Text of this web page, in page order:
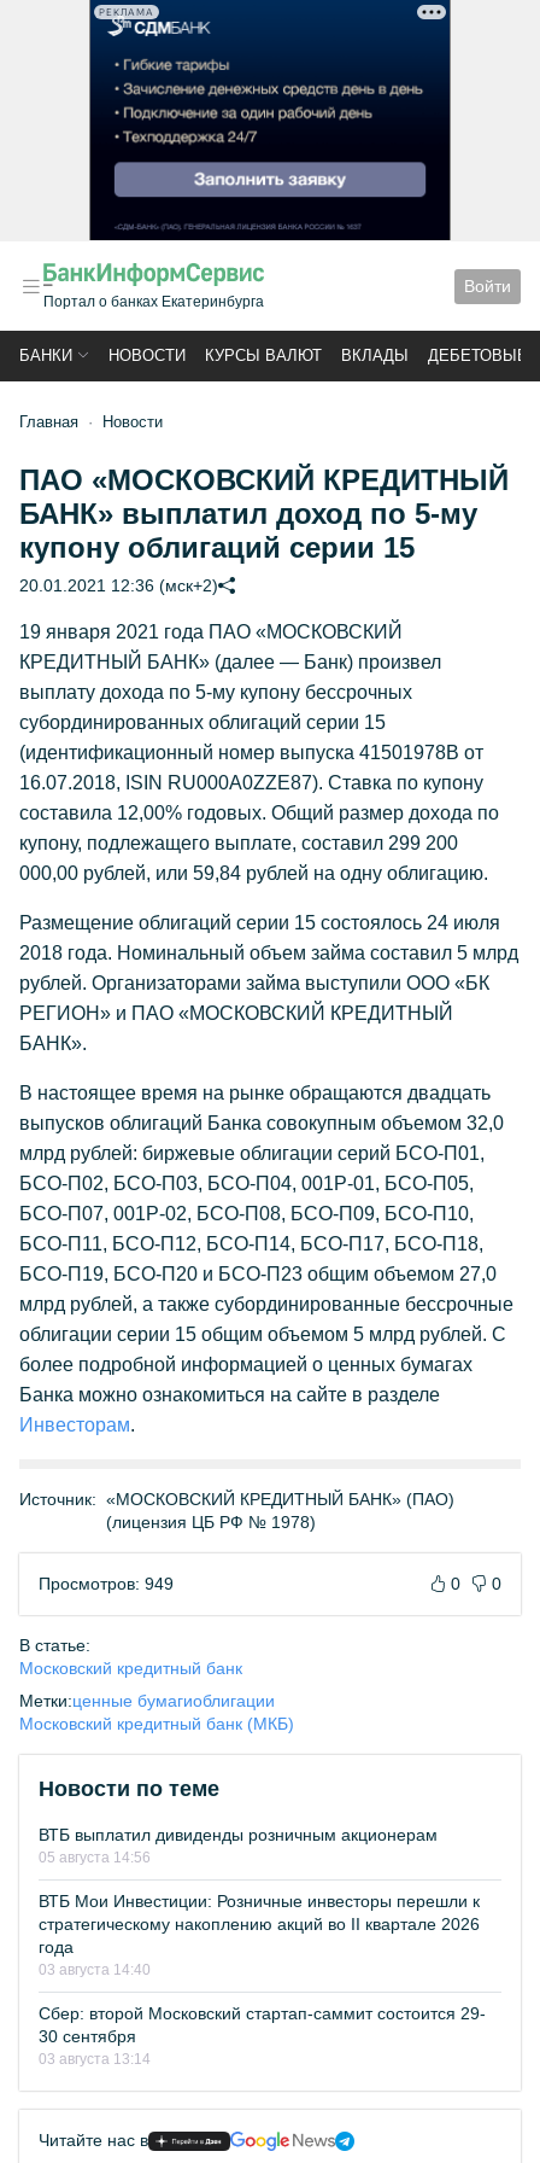
РЕКЛАМА
Портал о банках Екатеринбурга
Войти
БАНКИ НОВОСТИ КУРСЫ ВАЛЮТ ВКЛАДЫ ДЕБЕТОВЫЕ
Главная Новости
ПАО «МОСКОВСКИЙ КРЕДИТНЫЙ
БАНК» выплатил доход по 5-му
купону облигаций серии 15
20.01.2021 12:36 (мск+2)
19 января 2021 года ПАО «МОСКОВСКИЙ
КРЕДИТНЫЙ БАНК» (далее — Банк) произвел
выплату дохода по 5-му купону бессрочных
субординированных облигаций серии 15
(идентификационный номер выпуска 41501978В от
16.07.2018, ISIN RU000A0ZZE87). Ставка по купону
составила 12,00% годовых. Общий размер дохода по
купону, подлежащего выплате, составил 299 200
000,00 рублей, или 59,84 рублей на одну облигацию.
Размещение облигаций серии 15 состоялось 24 июля
2018 года. Номинальный объем займа составил 5 млрд
рублей. Организаторами займа выступили ООО «БК
РЕГИОН» и ПАО «МОСКОВСКИЙ КРЕДИТНЫЙ
БАНК».
В настоящее время на рынке обращаются двадцать
выпусков облигаций Банка совокупным объемом 32,0
млрд рублей: биржевые облигации серий БСО-П01,
БСО-П02, БСО-П03, БСО-П04, 001Р-01, БСО-П05,
БСО-П07, 001Р-02, БСО-П08, БСО-П09, БСО-П10,
БСО-П11, БСО-П12, БСО-П14, БСО-П17, БСО-П18,
БСО-П19, БСО-П20 и БСО-П23 общим объемом 27,0
млрд рублей, а также субординированные бессрочные
облигации серии 15 общим объемом 5 млрд рублей. С
более подробной информацией о ценных бумагах
Банка можно ознакомиться на сайте в разделе
Инвесторам.
Источник: «МОСКОВСКИЙ КРЕДИТНЫЙ БАНК» (ПАО)
(лицензия ЦБ РФ № 1978)
Просмотров: 949 0 0
В статье:
Московский кредитный банк
Метки:ценные бумагиоблигации
Московский кредитный банк (МКБ)
Новости по теме
ВТБ выплатил дивиденды розничным акционерам
05 августа 14:56
ВТБ Мои Инвестиции: Розничные инвесторы перешли к
стратегическому накоплению акций во II квартале 2026
года
03 августа 14:40
Сбер: второй Московский стартап-саммит состоится 29-
30 сентября
03 августа 13:14
Читайте нас в